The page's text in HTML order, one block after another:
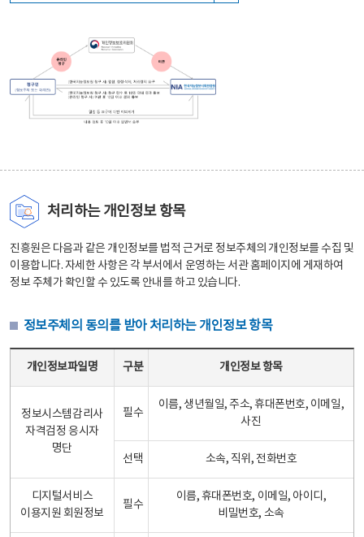
처리하는 개인정보 항목
진흥원은 다음과 같은 개인정보를 법적 근거로 정보주체의 개인정보를 수집 및
이용합니다. 자세한 사항은 각 부서에서 운영하는 서관 홈페이지에 게재하여
정보 주체가 확인할 수 있도록 안내를 하고 있습니다.
정보주체의 동의를 받아 처리하는 개인정보 항목
개인정보파일명 구분 개인정보 항목
정보시스템감리사
자격검정 응시자
명단
필수
이름, 생년월일, 주소, 휴대폰번호, 이메일,
사진
선택 소속, 직위, 전화번호
디지털서비스
이용지원 회원정보
필수
이름, 휴대폰번호, 이메일, 아이디,
비밀번호, 소속